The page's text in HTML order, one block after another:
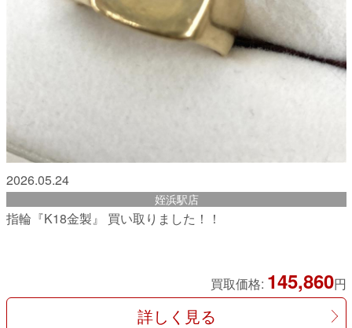
2026.05.24
姪浜駅店
指輪『K18金製』 買い取りました！！
買取価格: 145,860円
詳しく見る